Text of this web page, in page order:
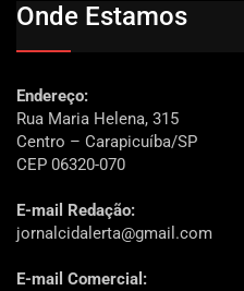
Onde Estamos
Endereço:
Rua Maria Helena, 315
Centro – Carapicuíba/SP
CEP 06320-070
E-mail Redação:
jornalcidalerta@gmail.com
E-mail Comercial: